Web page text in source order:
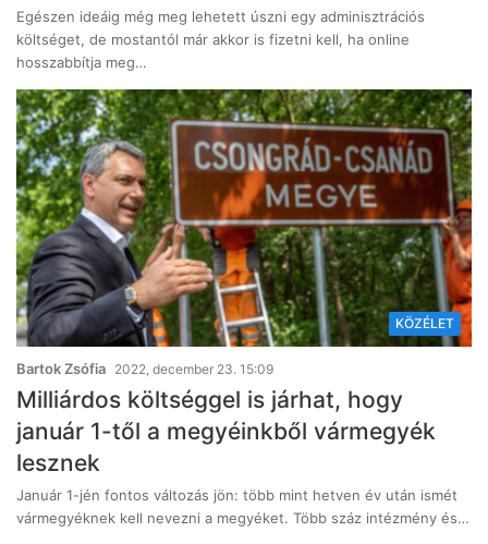
Egészen ideáig még meg lehetett úszni egy adminisztrációs
költséget, de mostantól már akkor is fizetni kell, ha online
hosszabbítja meg…
KÖZÉLET
Bartok Zsófia 2022, december 23. 15:09
Milliárdos költséggel is járhat, hogy
január 1-től a megyéinkből vármegyék
lesznek
Január 1-jén fontos változás jön: több mint hetven év után ismét
vármegyéknek kell nevezni a megyéket. Több száz intézmény és…